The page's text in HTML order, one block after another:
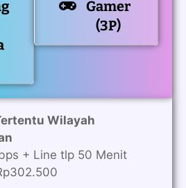
Gamer
(3P)
Wilayah
+ Line tlp 50 Menit